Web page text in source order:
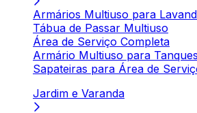
Armários Multiuso para
Tábua de Passar Multiuso
Área de Serviço Completa
Armário Multiuso para Tanques
Sapateiras para Área de
Jardim e Varanda